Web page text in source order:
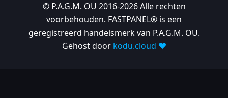
© P.A.G.M. OU 2016-2026 Alle rechten
voorbehouden. FASTPANEL® is een
geregistreerd handelsmerk van P.A.G.M. OU.
Gehost door kodu.cloud ❤️